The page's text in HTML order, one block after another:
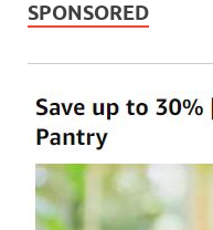
SPONSORED